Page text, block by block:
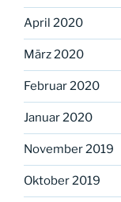
April 2020
März 2020
Februar 2020
Januar 2020
November 2019
Oktober 2019